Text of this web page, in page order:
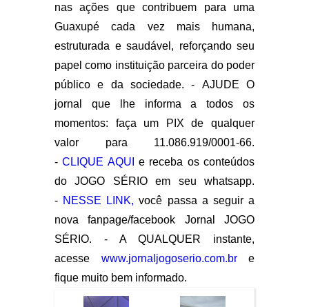
nas ações que contribuem para uma
Guaxupé cada vez mais humana,
estruturada e saudável, reforçando seu
papel como instituição parceira do poder
público e da sociedade. - AJUDE O
jornal que lhe informa a todos os
momentos: faça um PIX de qualquer
valor para 11.086.919/0001-66.
-CLIQUE AQUI
e receba os conteúdos
do JOGO SÉRIO em seu whatsapp.
- NESSE LINK, você passa a seguir a
nova fanpage/facebook Jornal JOGO
SÉRIO. - A QUALQUER instante,
acesse www.jornaljogoserio.com.bre
fique muito bem informado.